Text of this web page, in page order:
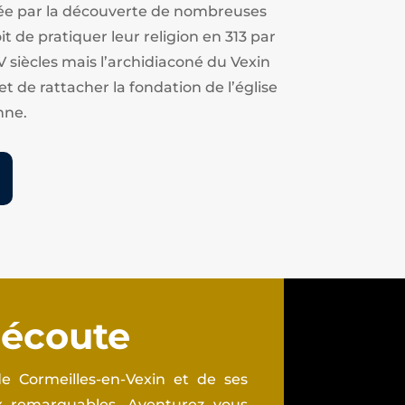
par la découverte de nombreuses
de pratiquer leur religion en 313 par
mais l’archidiaconé du Vexin
de rattacher la fondation de l’église
Cormeilles-en-Vexin et de ses